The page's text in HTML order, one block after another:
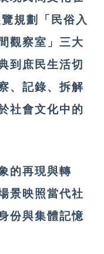
規劃「民俗入
觀察室」三大
到庶民生活切
、記錄、拆解
社會文化中的
的再現與轉
景映照當代社
份與集體記憶